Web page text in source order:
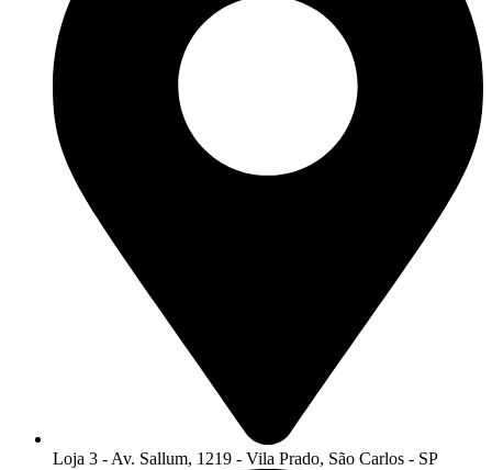
Loja 3 - Av. Sallum, 1219 - Vila Prado, São Carlos - SP